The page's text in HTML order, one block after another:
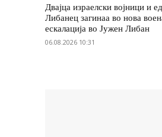
Двајца израелски војници и
Либанец загинаа во нова
ескалација во Јужен Либан
06.08.2026 10:31